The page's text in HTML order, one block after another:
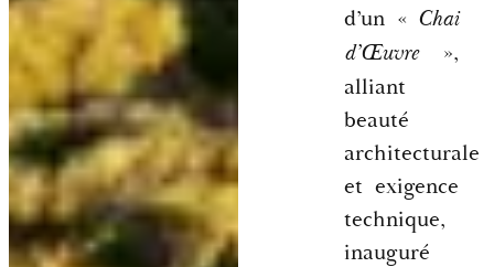
d’un « Chai
d’Œuvre»,
alliant
beauté
architecturale
et exigence
technique,
inauguré